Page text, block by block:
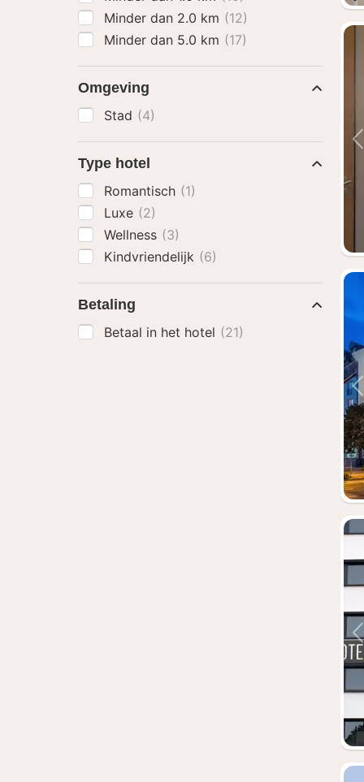
Minder dan 2.0 km (12)
Minder dan 5.0 km (17)
Omgeving
Stad (4)
Type hotel
Romantisch (1)
Luxe (2)
Wellness (3)
Kindvriendelijk (6)
Betaling
Betaal in het hotel (21)